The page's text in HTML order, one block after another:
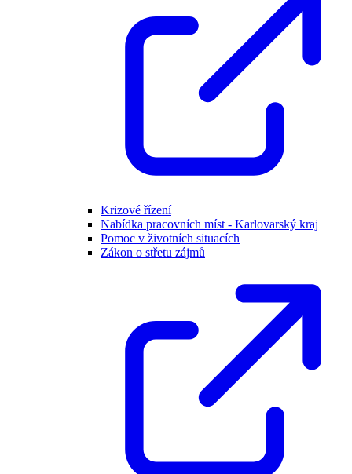
Krizové řízení
Nabídka pracovních míst - Karlovarský kraj
Pomoc v životních situacích
Zákon o střetu zájmů